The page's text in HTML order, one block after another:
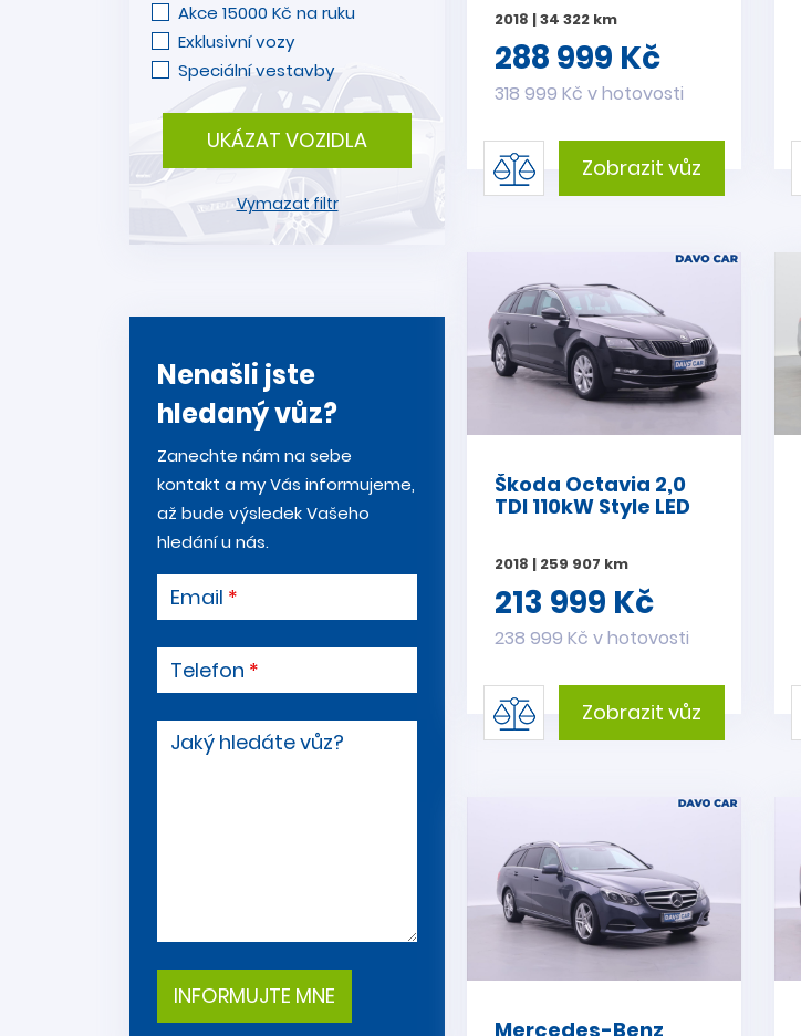
Akce 15000 Kč na ruku
Exklusivní vozy
Speciální vestavby
UKÁZAT VOZIDLA
Vymazat filtr
Nenašli jste
hledaný vůz?
Zanechte nám na sebe
kontakt a my Vás informujeme,
až bude výsledek Vašeho
hledání u nás.
Email
Telefon
Jaký hledáte vůz?
2018 | 34 322 km
288 999 Kč
318 999 Kč v hotovosti
Zobrazit vůz
Škoda Octavia 2,0
TDI 110kW Style LED
2018 | 259 907 km
213 999 Kč
238 999 Kč v hotovosti
Zobrazit vůz
Mercedes-Benz